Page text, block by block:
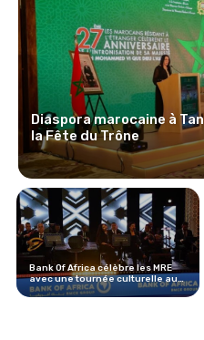
Diaspora marocaine à
la Fête du Trône
Bank Of Africa célèbre les MRE
avec une tournée culturelle au
Maroc